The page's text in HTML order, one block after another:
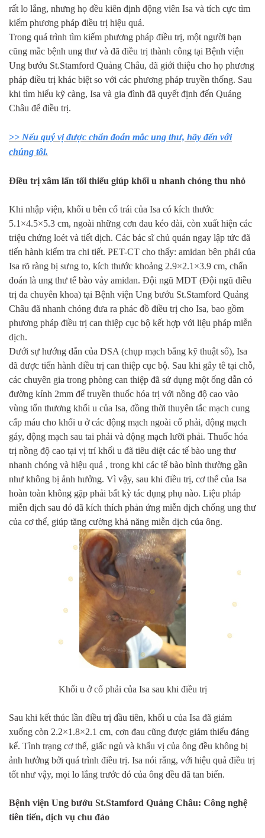
rất lo lắng, nhưng họ đều kiên định động viên Isa và tích cực tìm
kiếm phương pháp điều trị hiệu quả.
Trong quá trình tìm kiếm phương pháp điều trị, một người bạn
cũng mắc bệnh ung thư và đã điều trị thành công tại Bệnh viện
Ung bướu St.Stamford Quảng Châu, đã giới thiệu cho họ phương
pháp điều trị khác biệt so với các phương pháp truyền thống. Sau
khi tìm hiểu kỹ càng, Isa và gia đình đã quyết định đến Quảng
Châu để điều trị.
>> Nếu quý vị được chẩn đoán mắc ung thư, hãy đến với
chúng tôi.
Điều trị xâm lấn tối thiểu giúp khối u nhanh chóng thu nhỏ
Khi nhập viện, khối u bên cổ trái của Isa có kích thước
5.1×4.5×5.3 cm, ngoài những cơn đau kéo dài, còn xuất hiện các
triệu chứng loét và tiết dịch. Các bác sĩ chủ quản ngay lập tức đã
tiến hành kiểm tra chi tiết. PET-CT cho thấy: amidan bên phải của
Isa rõ ràng bị sưng to, kích thước khoảng 2.9×2.1×3.9 cm, chẩn
đoán là ung thư tế bào vảy amidan. Đội ngũ MDT (Đội ngũ điều
trị đa chuyên khoa) tại Bệnh viện Ung bướu St.Stamford Quảng
Châu đã nhanh chóng đưa ra phác đồ điều trị cho Isa, bao gồm
phương pháp điều trị can thiệp cục bộ kết hợp với liệu pháp miễn
dịch.
Dưới sự hướng dẫn của DSA (chụp mạch bằng kỹ thuật số), Isa
đã được tiến hành điều trị can thiệp cục bộ. Sau khi gây tê tại chỗ,
các chuyên gia trong phòng can thiệp đã sử dụng một ống dẫn có
đường kính 2mm để truyền thuốc hóa trị với nồng độ cao vào
vùng tổn thương khối u của Isa, đồng thời thuyên tắc mạch cung
cấp máu cho khối u ở các động mạch ngoài cổ phải, động mạch
gáy, động mạch sau tai phải và động mạch lưỡi phải. Thuốc hóa
trị nồng độ cao tại vị trí khối u đã tiêu diệt các tế bào ung thư
nhanh chóng và hiệu quả , trong khi các tế bào bình thường gần
như không bị ảnh hưởng. Vì vậy, sau khi điều trị, cơ thể của Isa
hoàn toàn không gặp phải bất kỳ tác dụng phụ nào. Liệu pháp
miễn dịch sau đó đã kích thích phản ứng miễn dịch chống ung thư
của cơ thể, giúp tăng cường khả năng miễn dịch của ông.
Khối u ở cổ phải của Isa sau khi điều trị
Sau khi kết thúc lần điều trị đầu tiên, khối u của Isa đã giảm
xuống còn 2.2×1.8×2.1 cm, cơn đau cũng được giảm thiểu đáng
kể. Tình trạng cơ thể, giấc ngủ và khẩu vị của ông đều không bị
ảnh hưởng bởi quá trình điều trị. Isa nói rằng, với hiệu quả điều trị
tốt như vậy, mọi lo lắng trước đó của ông đều đã tan biến.
Bệnh viện Ung bướu St.Stamford Quảng Châu: Công nghệ
tiên tiến, dịch vụ chu đáo